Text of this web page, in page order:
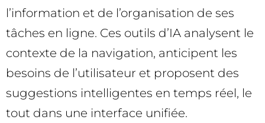
l’information et de l’organisation de ses
tâches en ligne. Ces outils d’IA analysent le
contexte de la navigation, anticipent les
besoins de l’utilisateur et proposent des
suggestions intelligentes en temps réel, le
tout dans une interface unifiée.